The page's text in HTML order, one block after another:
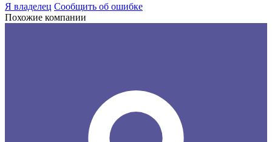
Я владелец Сообщить об ошибке
Похожие компании